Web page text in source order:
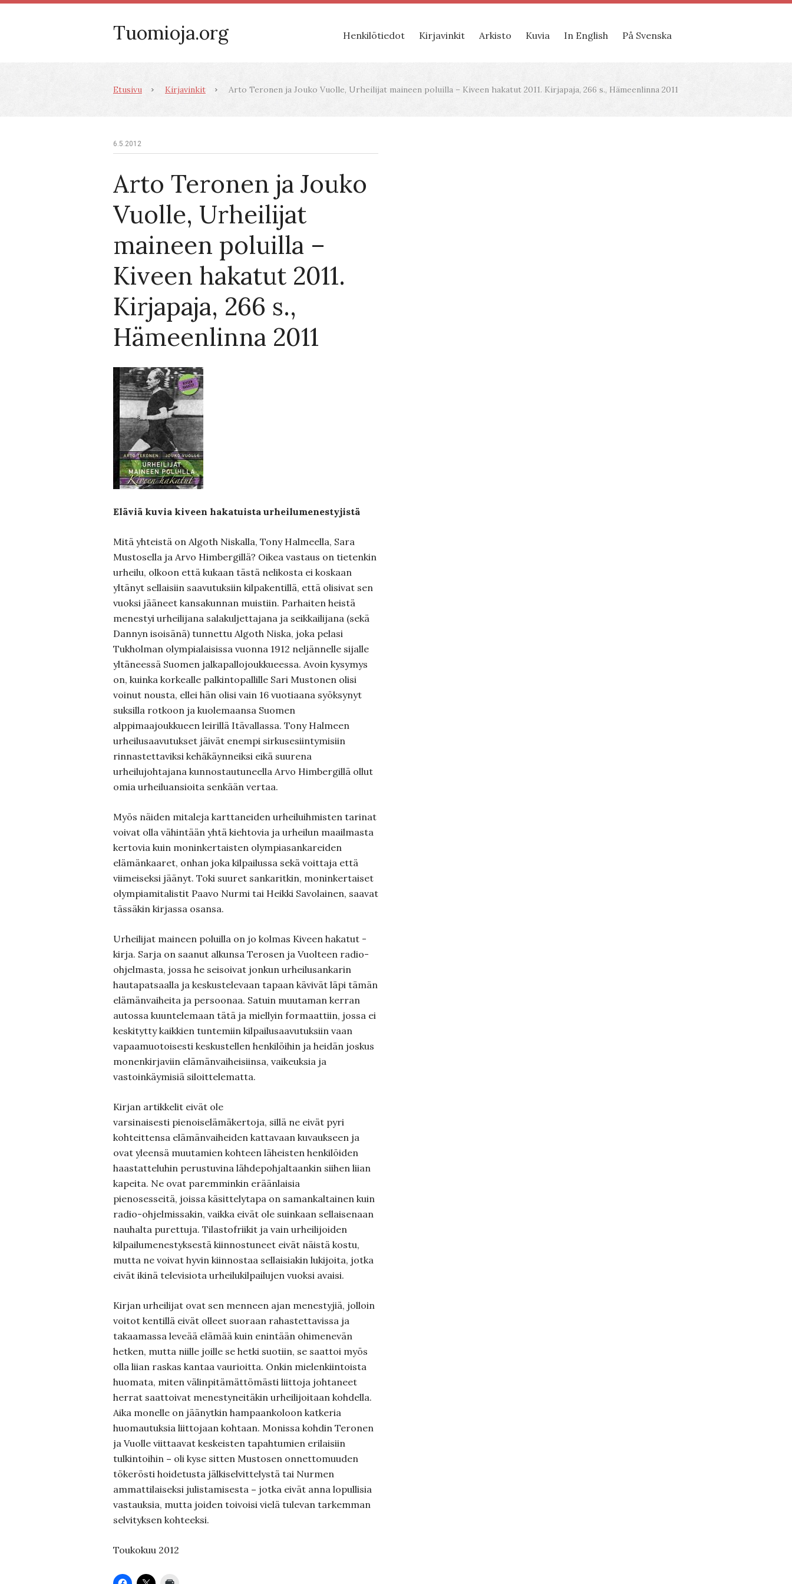
Tuomioja.org Henkilötiedot Kirjavinkit Arkisto Kuvia In English På Svenska
Etusivu Kirjavinkit Arto Teronen ja Jouko Vuolle, Urheilijat maineen poluilla – Kiveen hakatut 2011. Kirjapaja, 266 s., Hämeenlinna 2011
6.5.2012
Arto Teronen ja Jouko
Vuolle, Urheilijat
maineen poluilla –
Kiveen hakatut 2011.
Kirjapaja, 266 s.,
Hämeenlinna 2011
Eläviä kuvia kiveen hakatuista urheilumenestyjistä
Mitä yhteistä on Algoth Niskalla, Tony Halmeella, Sara
Mustosella ja Arvo Himbergillä? Oikea vastaus on tietenkin
urheilu, olkoon että kukaan tästä nelikosta ei koskaan
yltänyt sellaisiin saavutuksiin kilpakentillä, että olisivat sen
vuoksi jääneet kansakunnan muistiin. Parhaiten heistä
menestyi urheilijana salakuljettajana ja seikkailijana (sekä
Dannyn isoisänä) tunnettu Algoth Niska, joka pelasi
Tukholman olympialaisissa vuonna 1912 neljännelle sijalle
yltäneessä Suomen jalkapallojoukkueessa. Avoin kysymys
on, kuinka korkealle palkintopallille Sari Mustonen olisi
voinut nousta, ellei hän olisi vain 16 vuotiaana syöksynyt
suksilla rotkoon ja kuolemaansa Suomen
alppimaajoukkueen leirillä Itävallassa. Tony Halmeen
urheilusaavutukset jäivät enempi sirkusesiintymisiin
rinnastettaviksi kehäkäynneiksi eikä suurena
urheilujohtajana kunnostautuneella Arvo Himbergillä ollut
omia urheiluansioita senkään vertaa.
Myös näiden mitaleja karttaneiden urheiluihmisten tarinat
voivat olla vähintään yhtä kiehtovia ja urheilun maailmasta
kertovia kuin moninkertaisten olympiasankareiden
elämänkaaret, onhan joka kilpailussa sekä voittaja että
viimeiseksi jäänyt. Toki suuret sankaritkin, moninkertaiset
olympiamitalistit Paavo Nurmi tai Heikki Savolainen, saavat
tässäkin kirjassa osansa.
Urheilijat maineen poluilla on jo kolmas Kiveen hakatut -
kirja. Sarja on saanut alkunsa Terosen ja Vuolteen radio-
ohjelmasta, jossa he seisoivat jonkun urheilusankarin
hautapatsaalla ja keskustelevaan tapaan kävivät läpi tämän
elämänvaiheita ja persoonaa. Satuin muutaman kerran
autossa kuuntelemaan tätä ja miellyin formaattiin, jossa ei
keskitytty kaikkien tuntemiin kilpailusaavutuksiin vaan
vapaamuotoisesti keskustellen henkilöihin ja heidän joskus
monenkirjaviin elämänvaiheisiinsa, vaikeuksia ja
vastoinkäymisiä siloittelematta.
Kirjan artikkelit eivät ole
varsinaisesti pienoiselämäkertoja, sillä ne eivät pyri
kohteittensa elämänvaiheiden kattavaan kuvaukseen ja
ovat yleensä muutamien kohteen läheisten henkilöiden
haastatteluhin perustuvina lähdepohjaltaankin siihen liian
kapeita. Ne ovat paremminkin eräänlaisia
pienosesseitä, joissa käsittelytapa on samankaltainen kuin
radio-ohjelmissakin, vaikka eivät ole suinkaan sellaisenaan
nauhalta purettuja. Tilastofriikit ja vain urheilijoiden
kilpailumenestyksestä kiinnostuneet eivät näistä kostu,
mutta ne voivat hyvin kiinnostaa sellaisiakin lukijoita, jotka
eivät ikinä televisiota urheilukilpailujen vuoksi avaisi.
Kirjan urheilijat ovat sen menneen ajan menestyjiä, jolloin
voitot kentillä eivät olleet suoraan rahastettavissa ja
takaamassa leveää elämää kuin enintään ohimenevän
hetken, mutta niille joille se hetki suotiin, se saattoi myös
olla liian raskas kantaa vaurioitta. Onkin mielenkiintoista
huomata, miten välinpitämättömästi liittoja johtaneet
herrat saattoivat menestyneitäkin urheilijoitaan kohdella.
Aika monelle on jäänytkin hampaankoloon katkeria
huomautuksia liittojaan kohtaan. Monissa kohdin Teronen
ja Vuolle viittaavat keskeisten tapahtumien erilaisiin
tulkintoihin – oli kyse sitten Mustosen onnettomuuden
tökerösti hoidetusta jälkiselvittelystä tai Nurmen
ammattilaiseksi julistamisesta – jotka eivät anna lopullisia
vastauksia, mutta joiden toivoisi vielä tulevan tarkemman
selvityksen kohteeksi.
Toukokuu 2012